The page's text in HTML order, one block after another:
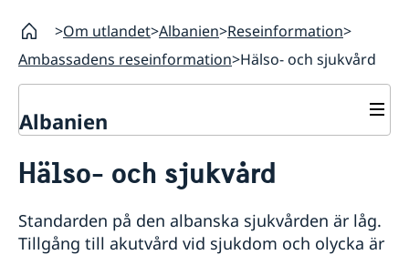
Om utlandet Albanien Reseinformation
Ambassadens reseinformation Hälso- och sjukvård
Albanien
Hjälp till svenskar i Albanien
Apostille och Legaliseringar
Gifta sig i Albanien
Ambassadens reseinformation
Hälso- och sjukvård
Standarden på den albanska sjukvården är låg.
Tillgång till akutvård vid sjukdom och olycka är